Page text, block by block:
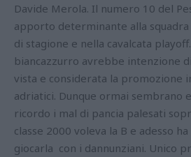
Davide Merola. Il numero 10 del
apporto determinante alla
di stagione e nella cavalcata
biancazzurro avrebbe intenzione
vista e considerata la promozione
adriatici. Dunque ormai sembrano
ricordo i mal di pancia palesati
classe 2000 voleva la B e adesso
giocarla con i dannunziani. Unico